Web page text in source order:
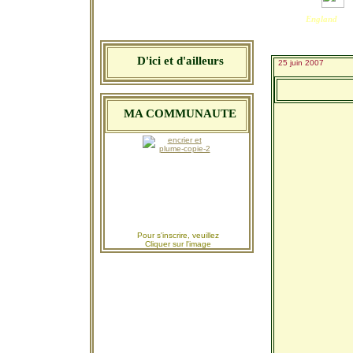
England
D'ici et d'ailleurs
MA COMMUNAUTE
Pour s'inscrire,
veuillez
Cliquer sur l'image
25 juin 2007